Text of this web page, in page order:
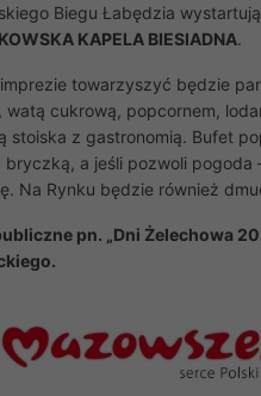
Biegu Łabędzia
KAPELA BIESIADNA‌.
towarzyszyć będzie
watą cukrową, popcornem,
stoiska z gastronomią. Bufet
a jeśli pozwoli pogoda
Na Rynku będzie również
pn. „Dni Żelechowa